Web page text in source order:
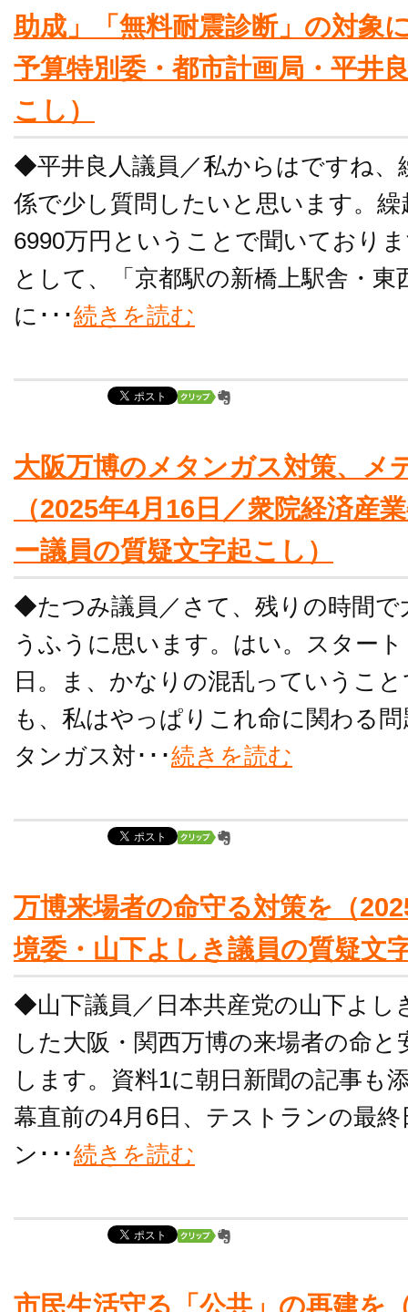
助成」「無料耐震診断」の対象
予算特別委・都市計画局・平井
こし）
◆平井良人議員／私からはですね、
係で少し質問したいと思います。
6990万円ということで聞いており
として、「京都駅の新橋上駅舎・東
に･･･続きを読む
大阪万博のメタンガス対策、メ
（2025年4月16日／衆院経済産
ー議員の質疑文字起こし）
◆たつみ議員／さて、残りの時間で
うふうに思います。はい。スター
日。ま、かなりの混乱っていうこ
も、私はやっぱりこれ命に関わる
タンガス対･･･続きを読む
万博来場者の命守る対策を（
境委・山下よしき議員の質疑文
◆山下議員／日本共産党の山下よし
した大阪・関西万博の来場者の命
します。資料1に朝日新聞の記事も
幕直前の4月6日、テストランの最
ン･･･続きを読む
市民生活守る「公共」の再建を